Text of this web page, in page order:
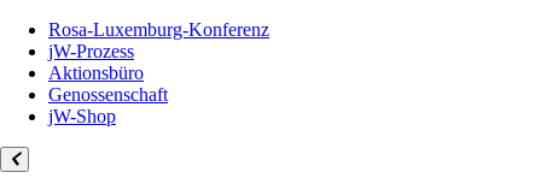
Rosa-Luxemburg-Konferenz
jW-Prozess
Aktionsbüro
Genossenschaft
jW-Shop